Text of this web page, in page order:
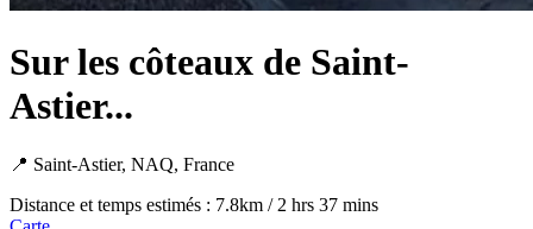
Sur les côteaux de Saint-
Astier...
📍 Saint-Astier, NAQ, France
Distance et temps estimés : 7.8km / 2 hrs 37 mins